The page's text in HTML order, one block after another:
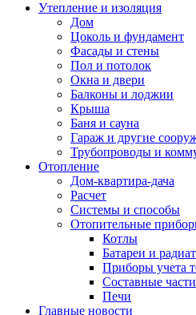
Утепление и изоляция
Дом
Цоколь и фундамент
Фасады и стены
Пол и потолок
Окна и двери
Балконы и лоджии
Крыша
Баня и сауна
Гараж и другие
Трубопроводы и
Отопление
Дом-квартира-дача
Расчет
Системы и способы
Отопительные
Котлы
Батареи и
Приборы учета
Составные
Печи
Главные новости